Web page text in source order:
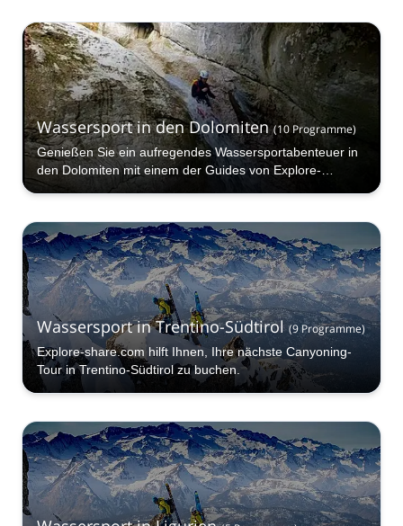
Wassersport in den Dolomiten (10Programme)
Genießen Sie ein aufregendes Wassersportabenteuer in
den Dolomiten mit einem der Guides von Explore-
Share.com, Canyoning, Kajakfahren, Rafting und mehr!
Wassersport in Trentino-Südtirol (9Programme)
Explore-share.com hilft Ihnen, Ihre nächste Canyoning-
Tour in Trentino-Südtirol zu buchen.